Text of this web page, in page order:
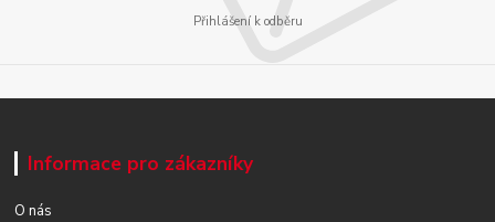
Přihlášení k odběru
Informace pro zákazníky
O nás